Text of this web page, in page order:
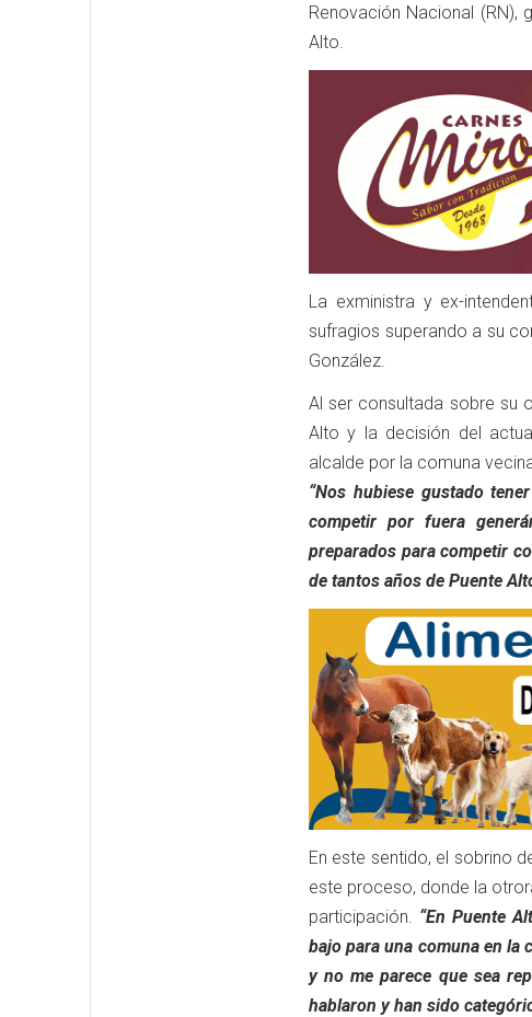
Renovación Nacional (RN),
Alto.
La exministra y ex-
sufragios superando a su
González.
Al ser consultada sobre su
Alto y la decisión del
alcalde por la comuna
“Nos hubiese gustado
competir por fuera
preparados para competir
de tantos años de Puente
En este sentido, el sobrino
este proceso, donde la
participación. “En Puente
bajo para una comuna en la
y no me parece que sea
hablaron y han sido